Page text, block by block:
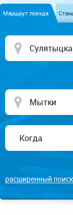
Маршрут поезда
расширенный поиск